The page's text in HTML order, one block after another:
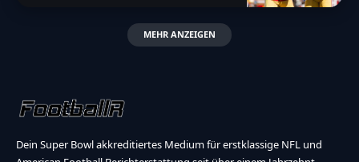
MEHR ANZEIGEN
Dein Super Bowl akkreditiertes Medium für erstklassige NFL und